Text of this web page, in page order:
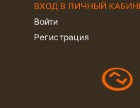
ВХОД В ЛИЧНЫЙ
Войти
Регистрация